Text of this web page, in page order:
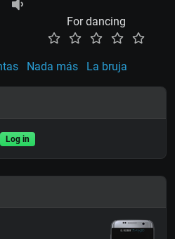
For dancing
Nada más La bruja
Log in